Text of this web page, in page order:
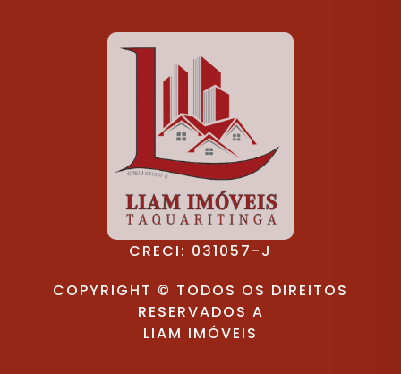
CRECI: 031057-J
COPYRIGHT © TODOS OS DIREITOS
RESERVADOS A
LIAM IMÓVEIS